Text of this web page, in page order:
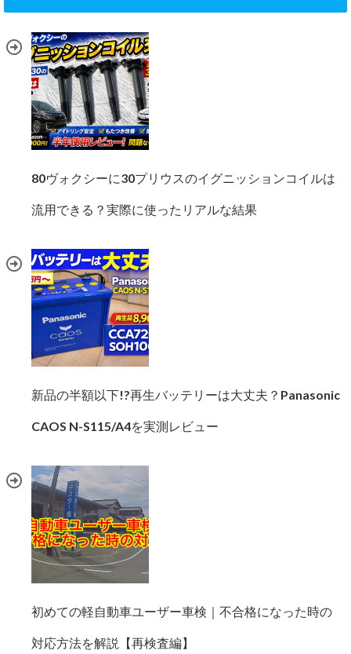
80ヴォクシーに30プリウスのイグニッションコイルは
流用できる？実際に使ったリアルな結果
新品の半額以下!?再生バッテリーは大丈夫？Panasonic
CAOS N-S115/A4を実測レビュー
初めての軽自動車ユーザー車検｜不合格になった時の
対応方法を解説【再検査編】